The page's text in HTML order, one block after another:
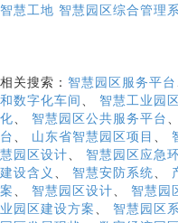
智慧工地 智慧园区综合管理
相关搜索： 智慧园区服务平台
和数字化车间
智慧工业园
化
智慧园区公共服务平台
台
山东省智慧园区项目
慧园区设计
智慧园区应急
建设含义
智慧安防系统
案
智慧园区设计 智慧园
业园区建设方案
智慧园区